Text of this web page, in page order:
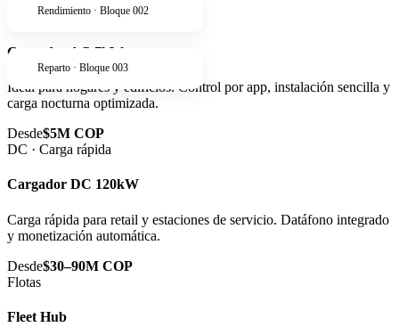
Rendimiento · Bloque 002
Reparto · Bloque 003
AC · Residencial
Cargador AC 7kW
Ideal para hogares y edificios. Control por app, instalación sencilla y
carga nocturna optimizada.
Desde$5M COP
DC · Carga rápida
Cargador DC 120kW
Carga rápida para retail y estaciones de servicio. Datáfono integrado
y monetización automática.
Desde$30–90M COP
Flotas
Fleet Hub